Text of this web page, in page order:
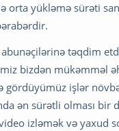
orta yükləmə sürəti
abunəçilərinə təqdim
bizdən mükəmməl
gördüyümüz işlər
ən sürətli olması
izləmək və yaxud